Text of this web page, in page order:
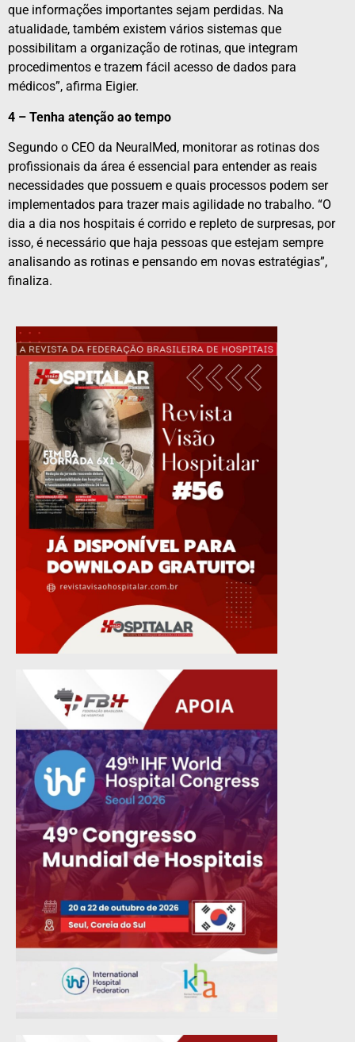
que informações importantes sejam perdidas. Na
atualidade, também existem vários sistemas que
possibilitam a organização de rotinas, que integram
procedimentos e trazem fácil acesso de dados para
médicos”, afirma Eigier.
4 – Tenha atenção ao tempo
Segundo o CEO da NeuralMed, monitorar as rotinas dos
profissionais da área é essencial para entender as reais
necessidades que possuem e quais processos podem ser
implementados para trazer mais agilidade no trabalho. “O
dia a dia nos hospitais é corrido e repleto de surpresas, por
isso, é necessário que haja pessoas que estejam sempre
analisando as rotinas e pensando em novas estratégias”,
finaliza.